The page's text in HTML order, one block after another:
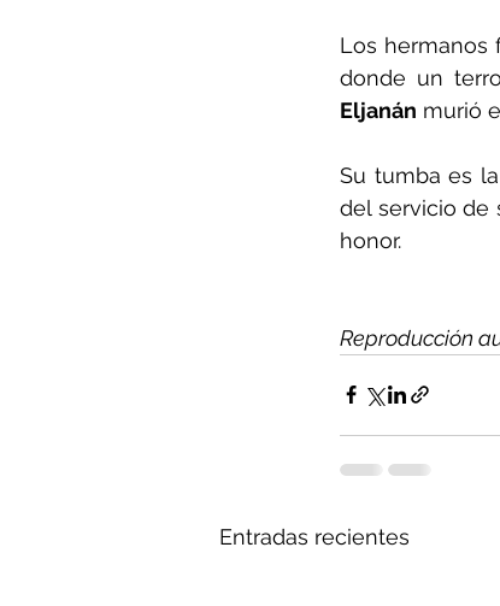
Los hermanos
Eljanán murió
Su tumba es
del servicio de
honor.
Reproducción
Entradas recientes